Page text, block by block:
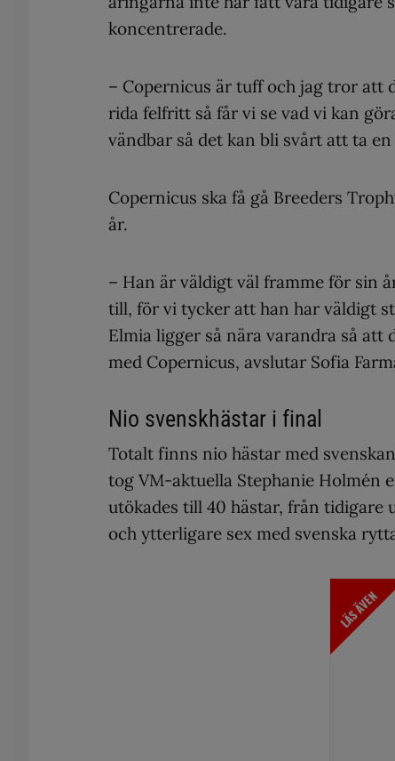
koncentrerade.
– Copernicus är tuff och jag tror att
rida felfritt så får vi se vad vi kan
vändbar så det kan bli svårt att ta
Copernicus ska få gå Breeders
år.
– Han är väldigt väl framme för sin
till, för vi tycker att han har väldigt
Elmia ligger så nära varandra så
med Copernicus, avslutar Sofia
Nio svenskhästar i final
Totalt finns nio hästar med
tog VM-aktuella Stephanie Holmén
utökades till 40 hästar, från tidigare
och ytterligare sex med svenska
LÄS ÄVEN